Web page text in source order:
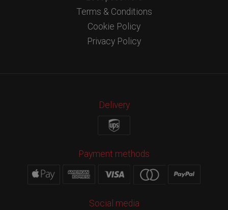
Terms & Conditions
Cookie Policy
Privacy Policy
Delivery
Payment methods
Social media